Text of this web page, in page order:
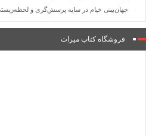
جهان‌بینی خیام در سایه پرسش‌گری و
فروشگاه کتاب میراث